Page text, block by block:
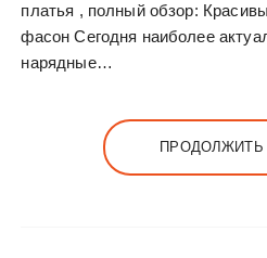
платья , полный обзор:
фасон Сегодня наиболее
нарядные…
ПРОДОЛЖИТЬ